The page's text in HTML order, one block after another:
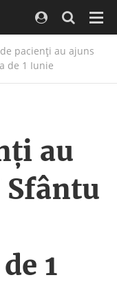
pacienți au ajuns
de 1 Iunie
au
Sfântu
1